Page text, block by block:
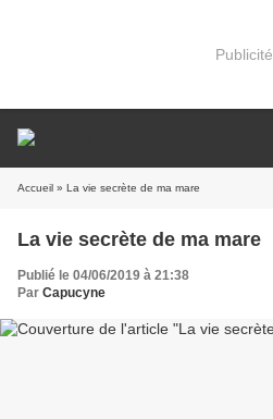
Publicité
Accueil » La vie secrète de ma mare
La vie secrète de ma mare
Publié le 04/06/2019 à 21:38
Par Capucyne